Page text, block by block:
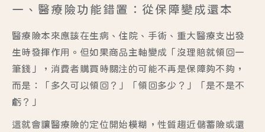
一、醫療險功能錯置：從保障變成還本
醫療險本來應該在生病、住院、手術、重大醫療支出發
生時發揮作用。但如果商品主軸變成「沒理賠就領回一
筆錢」，消費者購買時關注的可能不再是保障夠不夠，
而是：「多久可以領回？」「領回多少？」「是不是不
虧？」
這就會讓醫療險的定位開始模糊，性質趨近儲蓄險或還